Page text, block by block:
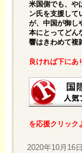
米国側でも、や
ン氏を支援して
が、中国が御し
本にとってどん
響はきわめて複
良ければ下にあ
を応援クリック
2020年10月16日